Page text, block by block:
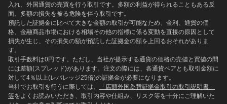
入れ、外国通貨の売買を行う取引です。多額の利益が得られることもある反
面、多額の損失を被る危険を伴う取引です。
預託した証拠金に比べて大きな金額の取引が可能なため、金利、通貨の価
格、金融商品市場における相場その他の指標に係る変動を直接の原因として
損失が生じ、その損失の額が預託した証拠金の額を上回るおそれがありま
す。
取引手数料は0円です。ただし、当社が提示する通貨の価格の売値と買値の間
には差額(スプレッド)があります。注文の際には、各通貨ペアとも取引金額に
対して4％以上(レバレッジ25倍)の証拠金が必要になります。
当社でお取引を行うに際しては、
「店頭外国為替証拠金取引の取引説明書」
等をよくお読みいただき、取引内容や仕組み、リスク等を十分にご理解いた